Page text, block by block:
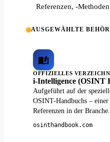
Referenzen, -
AUSGEWÄHLTE
OFFIZIELLES
i-Intelligence (OSINT
Aufgeführt auf der
OSINT-Handbuchs – einer
Referenzen in der Branche.
osinthandbook.com